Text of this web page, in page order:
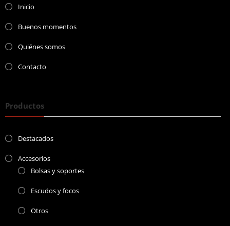
Inicio
Buenos momentos
Quiénes somos
Contacto
Productos
Destacados
Accesorios
Bolsas y soportes
Escudos y focos
Otros